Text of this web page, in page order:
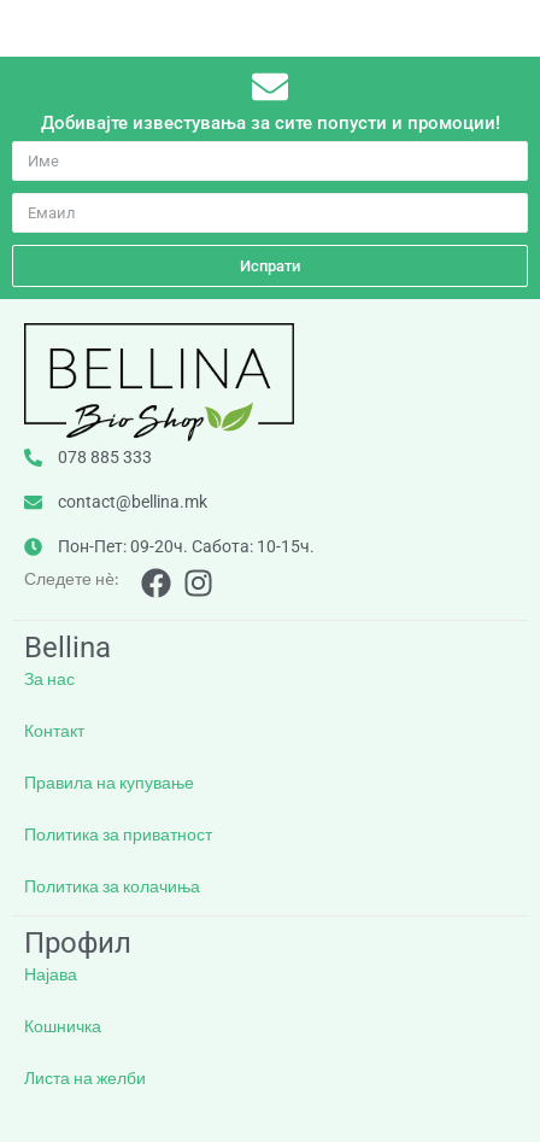
Добивајте известувања за сите попусти и промоции!
Испрати
078 885 333
contact@bellina.mk
Пон-Пет: 09-20ч. Сабота: 10-15ч.
Следете нè:
Bellina
За нас
Контакт
Правила на купување
Политика за приватност
Политика за колачиња
Профил
Најава
Кошничка
Листа на желби